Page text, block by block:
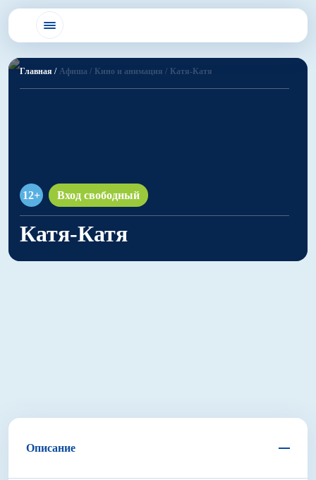
Главная / Афиша / Кино и анимация / Катя-Катя
12+ Вход свободный
Катя-Катя
Описание